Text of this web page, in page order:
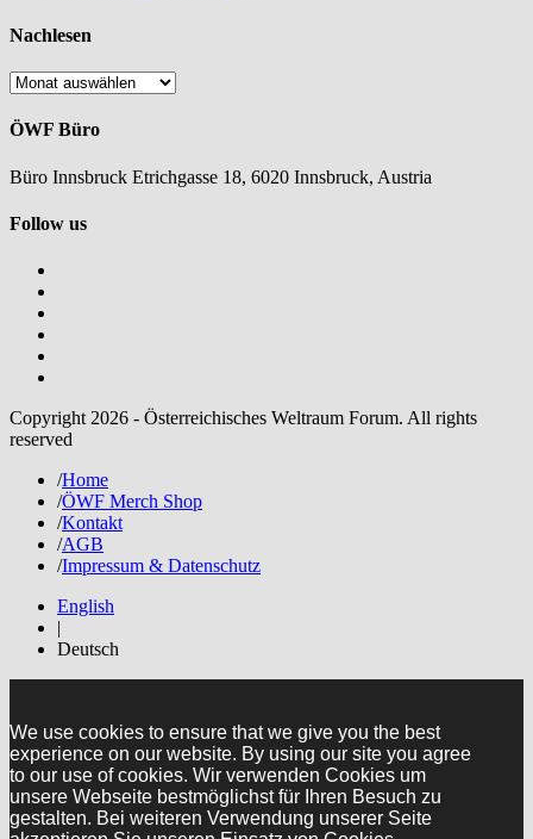
Nachlesen
Nachlesen
ÖWF Büro
Büro Innsbruck Etrichgasse 18, 6020 Innsbruck, Austria
Follow us
Copyright 2026 - Österreichisches Weltraum Forum. All rights
reserved
/Home
/ÖWF Merch Shop
/Kontakt
/AGB
/Impressum & Datenschutz
English
|
Deutsch
We use cookies to ensure that we give you the best
experience on our website. By using our site you agree
to our use of cookies. Wir verwenden Cookies um
unsere Webseite bestmöglichst für Ihren Besuch zu
gestalten. Bei weiteren Verwendung unserer Seite